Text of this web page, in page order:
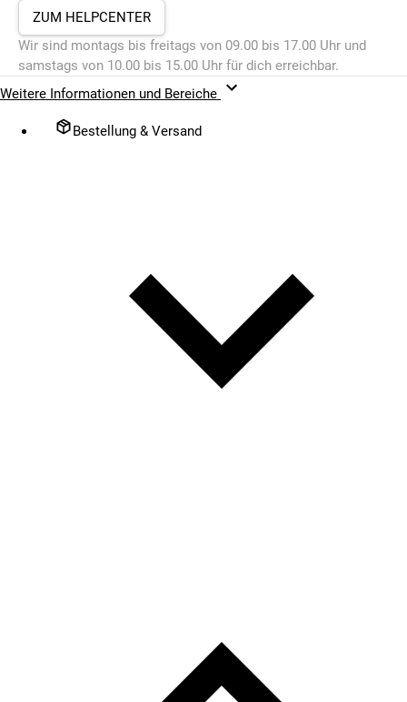
ZUM HELPCENTER
Wir sind montags bis freitags von 09.00 bis 17.00 Uhr und
samstags von 10.00 bis 15.00 Uhr für dich erreichbar.
Weitere Informationen und Bereiche
Bestellung & Versand